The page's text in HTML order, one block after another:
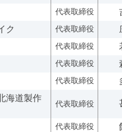
代表取締役
ク 代表取締役
代表取締役
代表取締役
代表取締役
海道製作
代表取締役
代表取締役